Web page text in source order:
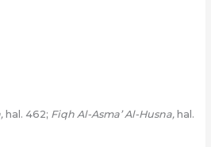
hal. 462; Fiqh Al-Asma’ Al-Husna,hal.